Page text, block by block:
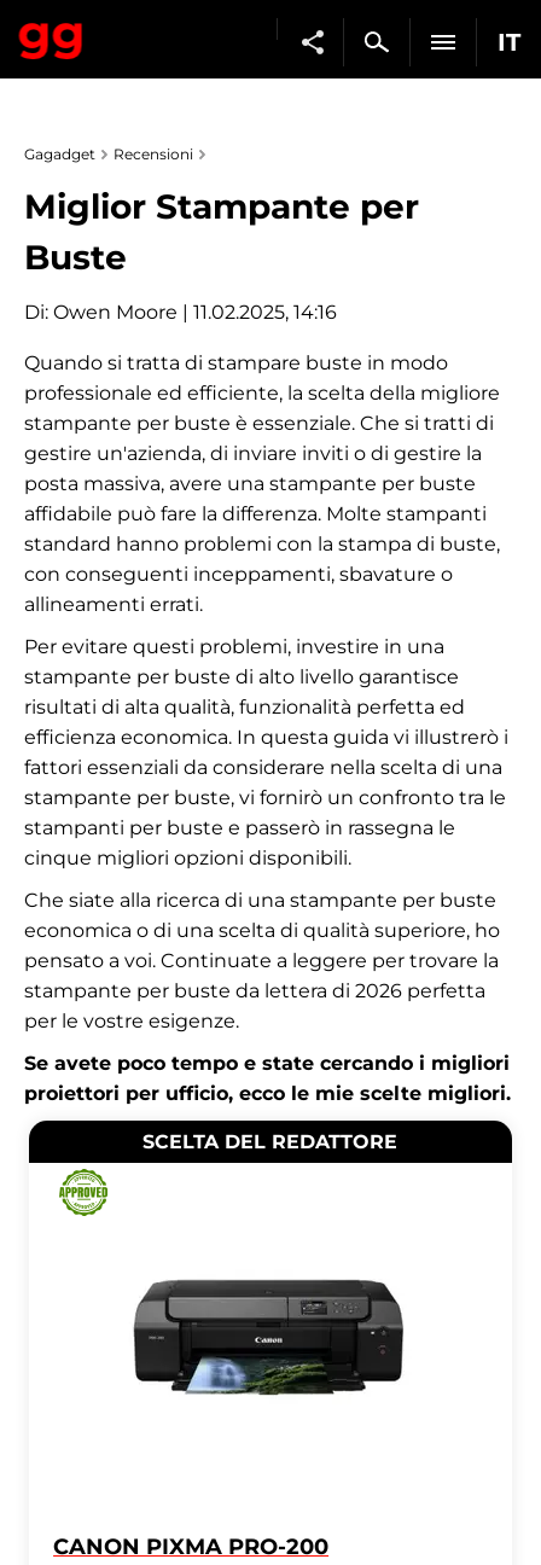
IT
Gagadget Recensioni
Miglior Stampante per
Buste
Di: Owen Moore | 11.02.2025, 14:16
Quando si tratta di stampare buste in modo
professionale ed efficiente, la scelta della migliore
stampante per buste è essenziale. Che si tratti di
gestire un'azienda, di inviare inviti o di gestire la
posta massiva, avere una stampante per buste
affidabile può fare la differenza. Molte stampanti
standard hanno problemi con la stampa di buste,
con conseguenti inceppamenti, sbavature o
allineamenti errati.
Per evitare questi problemi, investire in una
stampante per buste di alto livello garantisce
risultati di alta qualità, funzionalità perfetta ed
efficienza economica. In questa guida vi illustrerò i
fattori essenziali da considerare nella scelta di una
stampante per buste, vi fornirò un confronto tra le
stampanti per buste e passerò in rassegna le
cinque migliori opzioni disponibili.
Che siate alla ricerca di una stampante per buste
economica o di una scelta di qualità superiore, ho
pensato a voi. Continuate a leggere per trovare la
stampante per buste da lettera di 2026 perfetta
per le vostre esigenze.
Se avete poco tempo e state cercando i migliori
proiettori per ufficio, ecco le mie scelte migliori.
SCELTA DEL REDATTORE
CANON PIXMA PRO-200